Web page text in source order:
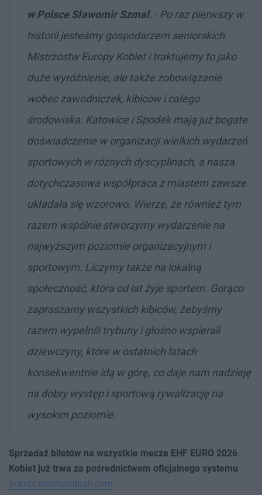
w Polsce Sławomir Szmal. - Po raz pierwszy w
historii jesteśmy gospodarzem seniorskich
Mistrzostw Europy Kobiet i traktujemy to jako
duże wyróżnienie, ale także zobowiązanie
wobec zawodniczek, kibiców i całego
środowiska. Katowice i Spodek mają już bogate
doświadczenie w organizacji wielkich wydarzeń
sportowych w różnych dyscyplinach, a nasza
dotychczasowa współpraca z miastem zawsze
układała się wzorowo. Wierzę, że również tym
razem wspólnie stworzymy wydarzenie na
najwyższym poziomie organizacyjnym i
sportowym. Liczymy także na lokalną
społeczność, która od lat żyje sportem. Gorąco
zapraszamy wszystkich kibiców, żebyśmy
razem wypełnili trybuny i głośno wspierali
dziewczyny, które w ostatnich latach
konsekwentnie idą w górę, co daje nam nadzieję
na dobry występ i sportową rywalizację na
wysokim poziomie.
Sprzedaż biletów na wszystkie mecze EHF EURO 2026
Kobiet już trwa za pośrednictwem oficjalnego systemu
tickets.eurohandball.com.